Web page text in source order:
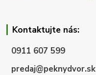
Kontaktujte nás:
0911 607 599
predaj@peknydvor.sk